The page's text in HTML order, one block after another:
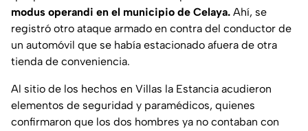
modus operandi en el municipio de Celaya. Ahí, se
registró otro ataque armado en contra del conductor de
un automóvil que se había estacionado afuera de otra
tienda de conveniencia.
Al sitio de los hechos en Villas la Estancia acudieron
elementos de seguridad y paramédicos, quienes
confirmaron que los dos hombres ya no contaban con